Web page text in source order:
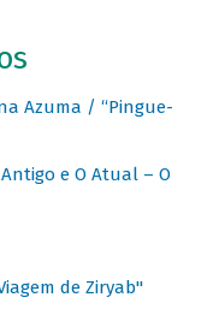
Azuma / “Pingue-
e O Atual – O
de Ziryab"